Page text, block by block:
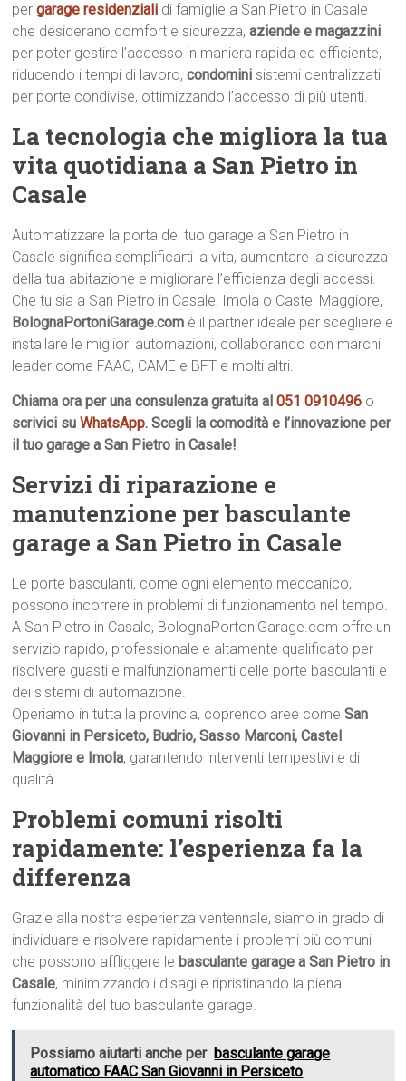
pergarage residenziali di famiglie a San Pietro in Casale
che desiderano comfort e sicurezza,aziende e magazzini
per poter gestire l’accesso in maniera rapida ed efficiente,
riducendo i tempi di lavoro,condomini sistemi centralizzati
per porte condivise, ottimizzando l’accesso di più utenti.
La tecnologia che migliora la tua
vita quotidiana a San Pietro in
Casale
Automatizzare la porta del tuo garage a San Pietro in
Casale significa semplificarti la vita, aumentare la sicurezza
della tua abitazione e migliorare l’efficienza degli accessi.
Che tu sia a San Pietro in Casale, Imola o Castel Maggiore,
BolognaPortoniGarage.com è il partner ideale per scegliere e
installare le migliori automazioni, collaborando con marchi
leader come FAAC, CAME e BFT e molti altri.
Chiama ora per una consulenza gratuita al051 0910496 o
scrivici suWhatsApp. Scegli la comodità e l’innovazione per
il tuo garage a San Pietro in Casale!
Servizi di riparazione e
manutenzione per basculante
garage a San Pietro in Casale
Le porte basculanti, come ogni elemento meccanico,
possono incorrere in problemi di funzionamento nel tempo.
A San Pietro in Casale, BolognaPortoniGarage.com offre un
servizio rapido, professionale e altamente qualificato per
risolvere guasti e malfunzionamenti delle porte basculanti e
dei sistemi di automazione.
Operiamo in tutta la provincia, coprendo aree comeSan
Giovanni in Persiceto, Budrio, Sasso Marconi, Castel
Maggiore e Imola, garantendo interventi tempestivi e di
qualità.
Problemi comuni risolti
rapidamente: l’esperienza fa la
differenza
Grazie alla nostra esperienza ventennale, siamo in grado di
individuare e risolvere rapidamente i problemi più comuni
che possono affliggere le basculante garage a San Pietro in
Casale, minimizzando i disagi e ripristinando la piena
funzionalità del tuo basculante garage.
Possiamo aiutarti anche per basculante garage
automatico FAAC San Giovanni in Persiceto